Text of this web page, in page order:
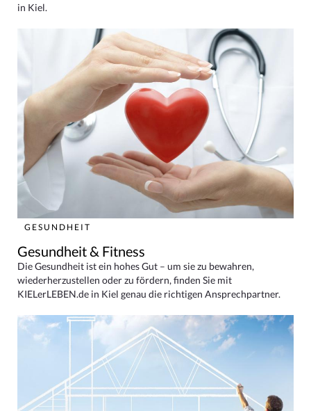
in Kiel.
GESUNDHEIT
Gesundheit & Fitness
Die Gesundheit ist ein hohes Gut – um sie zu bewahren,
wiederherzustellen oder zu fördern, finden Sie mit
KIELerLEBEN.de in Kiel genau die richtigen Ansprechpartner.